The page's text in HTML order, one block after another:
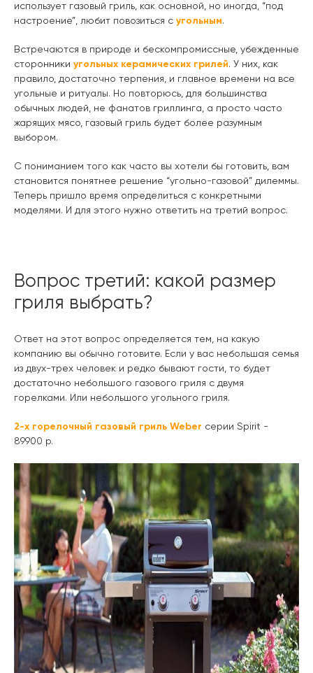
использует газовый гриль, как основной, но иногда, “под
настроение”, любит повозиться с угольным.
Встречаются в природе и бескомпромиссные, убежденные
сторонники угольных керамических грилей. У них, как
правило, достаточно терпения, и главное времени на все
угольные и ритуалы. Но повторюсь, для большинства
обычных людей, не фанатов гриллинга, а просто часто
жарящих мясо, газовый гриль будет более разумным
выбором.
С пониманием того как часто вы хотели бы готовить, вам
становится понятнее решение “угольно-газовой” дилеммы.
Теперь пришло время определиться с конкретными
моделями. И для этого нужно ответить на третий вопрос.
Вопрос третий: какой размер
гриля выбрать?
Ответ на этот вопрос определяется тем, на какую
компанию вы обычно готовите. Если у вас небольшая семья
из двух-трех человек и редко бывают гости, то будет
достаточно небольшого газового гриля с двумя
горелками. Или небольшого угольного гриля.
2-х горелочный газовый гриль Weber серии Spirit -
89900 р.